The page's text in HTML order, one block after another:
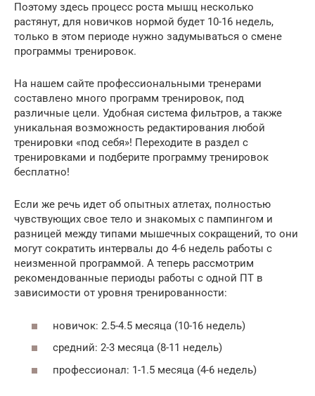
Поэтому здесь процесс роста мышц несколько
растянут, для новичков нормой будет 10-16 недель,
только в этом периоде нужно задумываться о смене
программы тренировок.
На нашем сайте профессиональными тренерами
составлено много программ тренировок, под
различные цели. Удобная система фильтров, а также
уникальная возможность редактирования любой
тренировки «под себя»! Переходите в раздел с
тренировками и подберите программу тренировок
бесплатно!
Если же речь идет об опытных атлетах, полностью
чувствующих свое тело и знакомых с пампингом и
разницей между типами мышечных сокращений, то они
могут сократить интервалы до 4-6 недель работы с
неизменной программой. А теперь рассмотрим
рекомендованные периоды работы с одной ПТ в
зависимости от уровня тренированности:
новичок: 2.5-4.5 месяца (10-16 недель)
средний: 2-3 месяца (8-11 недель)
профессионал: 1-1.5 месяца (4-6 недель)